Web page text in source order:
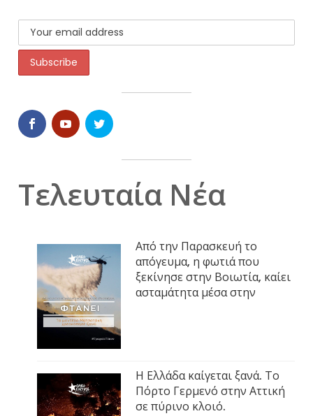
Τελευταία Νέα
Από την Παρασκευή το
απόγευμα, η φωτιά που
ξεκίνησε στην Βοιωτία, καίει
ασταμάτητα μέσα στην
Η Ελλάδα καίγεται ξανά. Το
Πόρτο Γερμενό στην Αττική
σε πύρινο κλοιό.